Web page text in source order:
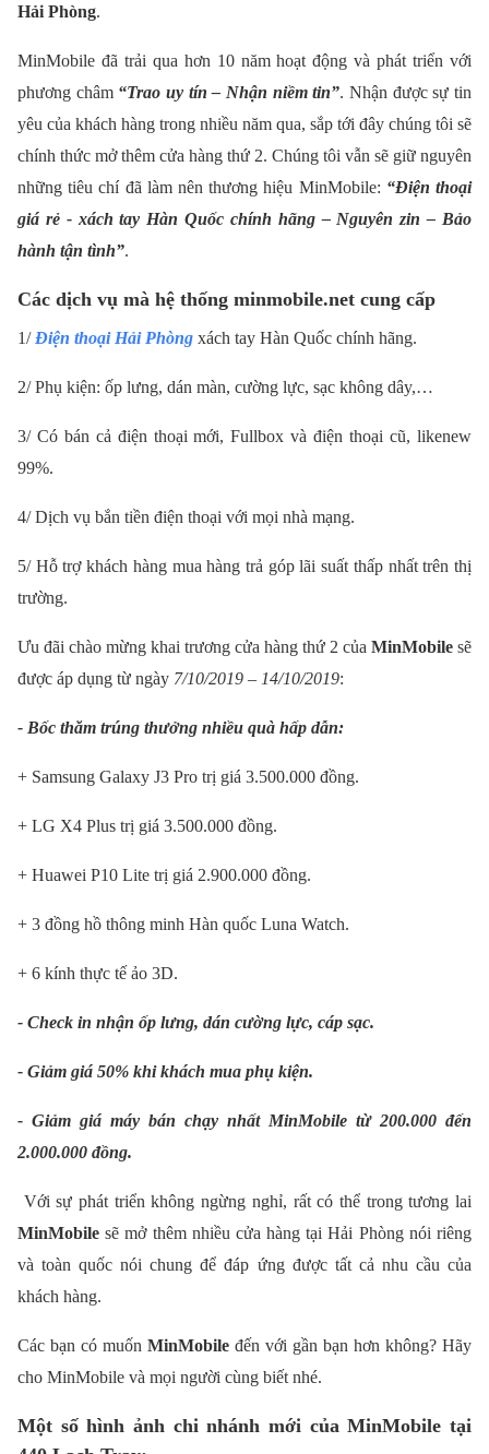
Hải Phòng.
MinMobile đã trải qua hơn 10 năm hoạt động và phát triển với
phương châm “Trao uy tín – Nhận niềm tin”. Nhận được sự tin
yêu của khách hàng trong nhiều năm qua, sắp tới đây chúng tôi sẽ
chính thức mở thêm cửa hàng thứ 2. Chúng tôi vẫn sẽ giữ nguyên
những tiêu chí đã làm nên thương hiệu MinMobile: “Điện thoại
giá rẻ - xách tay Hàn Quốc chính hãng – Nguyên zin – Bảo
hành tận tình”.
Các dịch vụ mà hệ thống minmobile.net cung cấp
1/Điện thoại Hải Phòng xách tay Hàn Quốc chính hãng.
2/ Phụ kiện: ốp lưng, dán màn, cường lực, sạc không dây,…
3/ Có bán cả điện thoại mới, Fullbox và điện thoại cũ, likenew
99%.
4/ Dịch vụ bắn tiền điện thoại với mọi nhà mạng.
5/ Hỗ trợ khách hàng mua hàng trả góp lãi suất thấp nhất trên thị
trường.
Ưu đãi chào mừng khai trương cửa hàng thứ 2 của MinMobile sẽ
được áp dụng từ ngày 7/10/2019 – 14/10/2019:
- Bốc thăm trúng thưởng nhiều quà hấp dẫn:
+ Samsung Galaxy J3 Pro trị giá 3.500.000 đồng.
+ LG X4 Plus trị giá 3.500.000 đồng.
+ Huawei P10 Lite trị giá 2.900.000 đồng.
+ 3 đồng hồ thông minh Hàn quốc Luna Watch.
+ 6 kính thực tế ảo 3D.
- Check in nhận ốp lưng, dán cường lực, cáp sạc.
- Giảm giá 50% khi khách mua phụ kiện.
- Giảm giá máy bán chạy nhất MinMobile từ 200.000 đến
2.000.000 đồng.
Với sự phát triển không ngừng nghỉ, rất có thể trong tương lai
MinMobile sẽ mở thêm nhiều cửa hàng tại Hải Phòng nói riêng
và toàn quốc nói chung để đáp ứng được tất cả nhu cầu của
khách hàng.
Các bạn có muốn MinMobile đến với gần bạn hơn không? Hãy
cho MinMobile và mọi người cùng biết nhé.
Một số hình ảnh chi nhánh mới của MinMobile tại